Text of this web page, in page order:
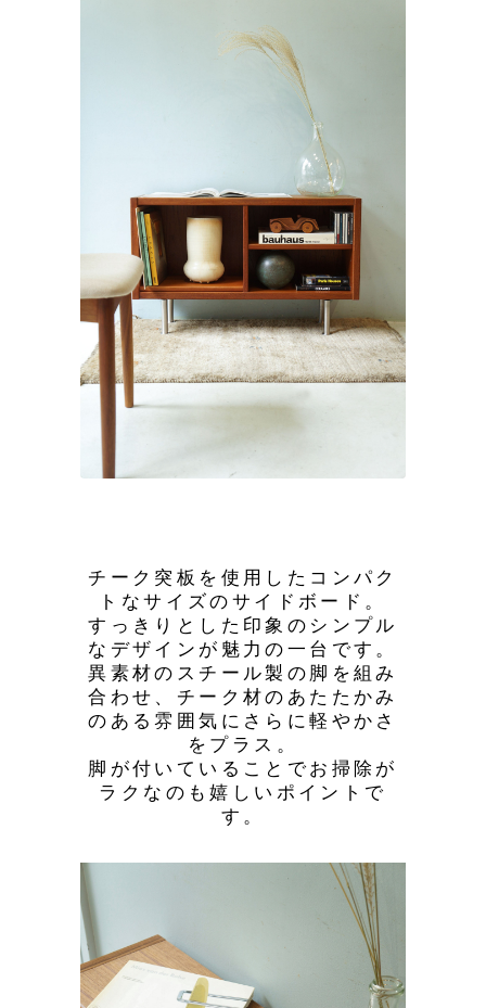
チーク突板を使用したコンパク
トなサイズのサイドボード。
すっきりとした印象のシンプル
なデザインが魅力の一台です。
異素材のスチール製の脚を組み
合わせ、チーク材のあたたかみ
のある雰囲気にさらに軽やかさ
をプラス。
脚が付いていることでお掃除が
ラクなのも嬉しいポイントで
す。